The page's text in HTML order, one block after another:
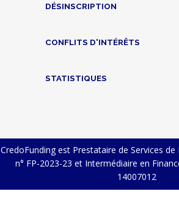
DÉSINSCRIPTION
CONFLITS D'INTÉRÊTS
STATISTIQUES
CredoFunding est Prestataire de Services
n° FP-2023-23 et Intermédiaire en
14007012